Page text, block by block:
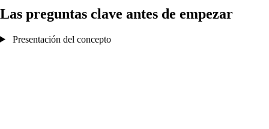
Las preguntas clave antes de empezar
Presentación del concepto